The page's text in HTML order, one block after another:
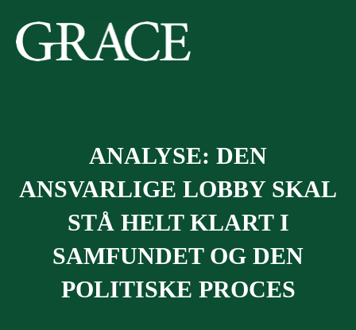
indholdet
ANALYSE: DEN
ANSVARLIGE LOBBY SKAL
STÅ HELT KLART I
SAMFUNDET OG DEN
POLITISKE PROCES